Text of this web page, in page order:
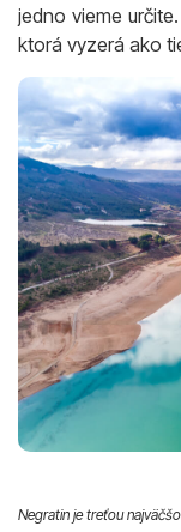
jedno vieme
ktorá vyzerá ako
Negratin je treťou